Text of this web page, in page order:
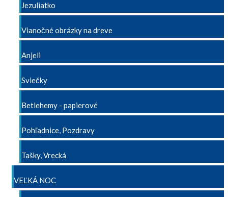
Jezuliatko
Vianočné obrázky na dreve
Anjeli
Sviečky
Betlehemy - papierové
Pohľadnice, Pozdravy
Tašky, Vrecká
VEĽKÁ NOC